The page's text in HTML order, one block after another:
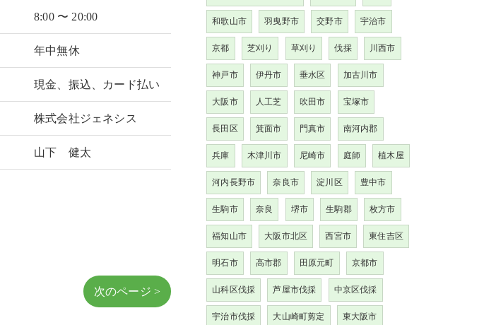
8:00 〜 20:00
年中無休
現金、振込、カード払い
株式会社ジェネシス
山下 健太
次のページ >
和歌山市 羽曳野市 交野市 宇治市
京都 芝刈り 草刈り 伐採 川西市
神戸市 伊丹市 垂水区 加古川市
大阪市 人工芝 吹田市 宝塚市
長田区 箕面市 門真市 南河内郡
兵庫 木津川市 尼崎市 庭師 植木屋
河内長野市 奈良市 淀川区 豊中市
生駒市 奈良 堺市 生駒郡 枚方市
福知山市 大阪市北区 西宮市 東住吉区
明石市 高市郡 田原元町 京都市
山科区伐採 芦屋市伐採 中京区伐採
宇治市伐採 大山崎町剪定 東大阪市